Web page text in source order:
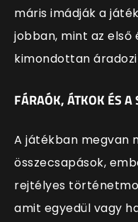
máris imádják a
jobban, mint az első
kimondottan
FÁRAÓK, ÁTKOK ÉS
A játékban megvan
összecsapások,
rejtélyes
amit egyedül vagy